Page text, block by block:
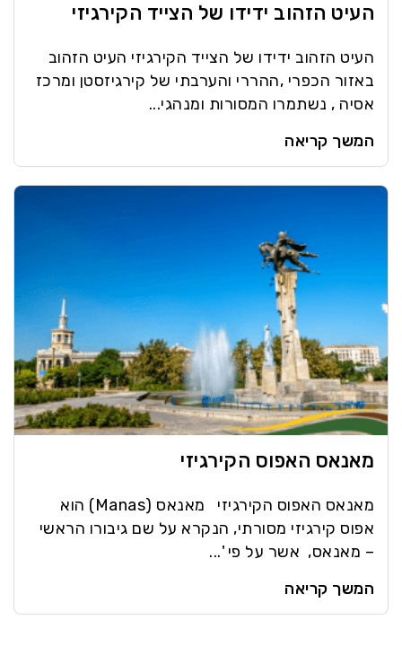
העיט הזהוב ידידו של הצייד הקירגיזי
העיט הזהוב ידידו של הצייד הקירגיזי העיט הזהוב
באזור הכפרי ,ההררי והערבתי של קירגיזסטן ומרכז
אסיה , נשתמרו המסורות ומנהגי...
המשך קריאה
מאנאס האפוס הקירגיזי
מאנאס האפוס הקירגיזי מאנאס (Manas) הוא
אפוס קירגיזי מסורתי, הנקרא על שם גיבורו הראשי
– מאנאס, אשר על פי '...
המשך קריאה